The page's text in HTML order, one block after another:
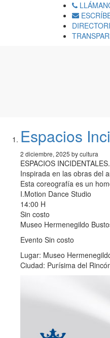
Espacios
2 diciembre, 2025 by cultura
ESPACIOS
Inspirada en las obras del
Esta coreografía es un
I.Motion Dance Studio
14:00 H
Sin costo
Museo Hermenegildo
Evento Sin costo
Lugar: Museo
Ciudad: Purísima del